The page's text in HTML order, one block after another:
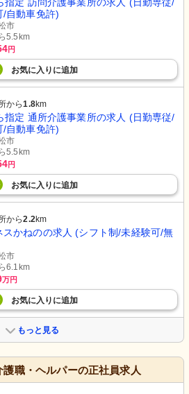
指定 訪問介護事業所の求人 (日勤専従/
/自動車免許)
市
5.5km
円
お気に入り に追加
から1.8km
指定 通所介護事業所の求人 (日勤専従/
/自動車免許)
市
5.5km
円
お気に入り に追加
から2.2km
スかねのの求人 (シフト制/未経験可/無
市
6.1km
万円
お気に入り に追加
もっと見る
護職・ヘルパーの正社員求人